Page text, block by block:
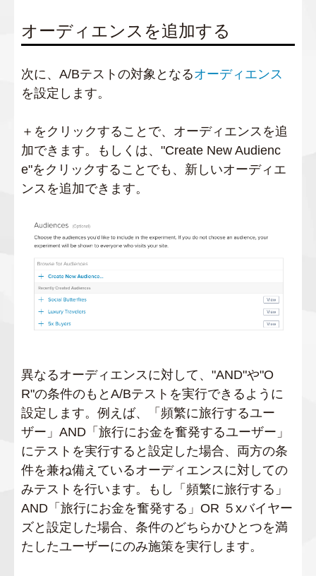
オーディエンスを追加する
次に、A/Bテストの対象となるオーディエンス
を設定します。
＋をクリックすることで、オーディエンスを追
加できます。もしくは、"Create New Audienc
e"をクリックすることでも、新しいオーディエ
ンスを追加できます。
異なるオーディエンスに対して、"AND"や"O
R"の条件のもとA/Bテストを実行できるように
設定します。例えば、「頻繁に旅行するユー
ザー」AND「旅行にお金を奮発するユーザー」
にテストを実行すると設定した場合、両方の条
件を兼ね備えているオーディエンスに対しての
みテストを行います。もし「頻繁に旅行する」
AND「旅行にお金を奮発する」OR ５xバイヤー
ズと設定した場合、条件のどちらかひとつを満
たしたユーザーにのみ施策を実行します。